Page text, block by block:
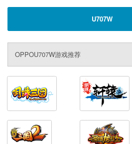
U707W
OPPOU707W游戏推荐